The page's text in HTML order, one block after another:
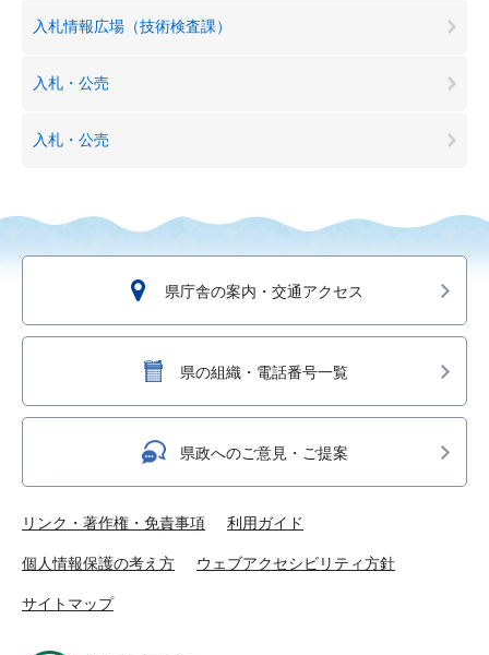
入札情報広場（技術検査課）
入札・公売
入札・公売
県庁舎の案内・交通アクセス
県の組織・電話番号一覧
県政へのご意見・ご提案
リンク・著作権・免責事項 利用ガイド
個人情報保護の考え方 ウェブアクセシビリティ方針
サイトマップ